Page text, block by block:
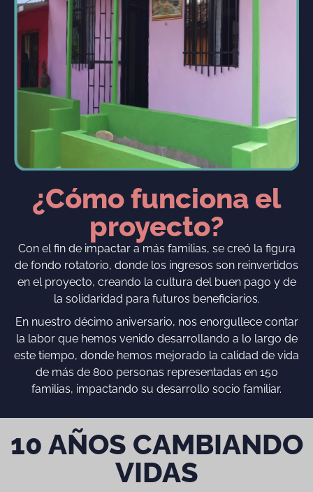
¿Cómo funciona el
proyecto?
Con el fin de impactar a más familias, se creó la figura
de fondo rotatorio, donde los ingresos son reinvertidos
en el proyecto, creando la cultura del buen pago y de
la solidaridad para futuros beneficiarios.
En nuestro décimo aniversario, nos enorgullece contar
la labor que hemos venido desarrollando a lo largo de
este tiempo, donde hemos mejorado la calidad de vida
de más de 800 personas representadas en 150
familias, impactando su desarrollo socio familiar.
10 AÑOS CAMBIANDO
VIDAS